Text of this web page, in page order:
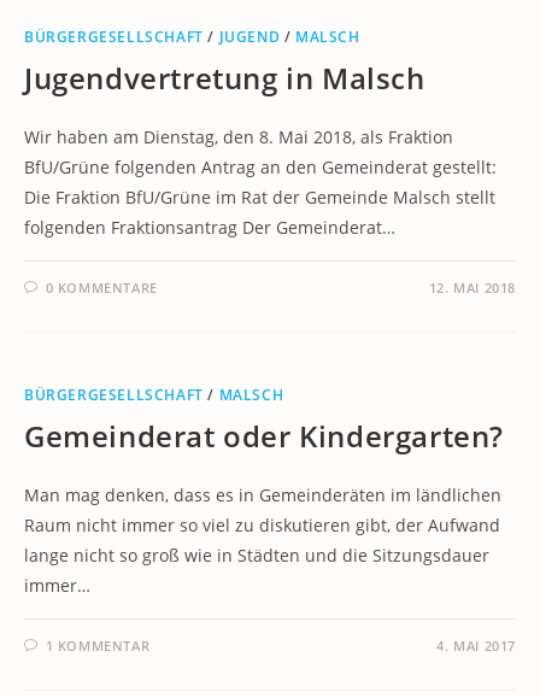
BÜRGERGESELLSCHAFT / JUGEND / MALSCH
Jugendvertretung in Malsch
Wir haben am Dienstag, den 8. Mai 2018, als Fraktion
BfU/Grüne folgenden Antrag an den Gemeinderat gestellt:
Die Fraktion BfU/Grüne im Rat der Gemeinde Malsch stellt
folgenden Fraktionsantrag Der Gemeinderat…
0 KOMMENTARE 12. MAI 2018
BÜRGERGESELLSCHAFT / MALSCH
Gemeinderat oder Kindergarten?
Man mag denken, dass es in Gemeinderäten im ländlichen
Raum nicht immer so viel zu diskutieren gibt, der Aufwand
lange nicht so groß wie in Städten und die Sitzungsdauer
immer…
1 KOMMENTAR 4. MAI 2017